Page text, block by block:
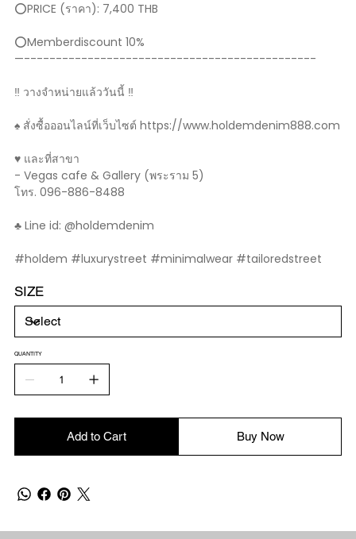
⭕️PRICE (ราคา): 7,400 THB
⭕️Memberdiscount 10%
—----------------------------------------------
‼️ วางจำหน่ายแล้ววันนี้ ‼️
♠️ สั่งซื้อออนไลน์ที่เว็บไซต์ https://www.holdemdenim888.com
♥️ และที่สาขา
- Vegas cafe & Gallery (พระราม 5)
โทร. 096-886-8488
♣️ Line id: @holdemdenim
#holdem #luxurystreet #minimalwear #tailoredstreet
SIZE
QUANTITY
Add to Cart Buy Now